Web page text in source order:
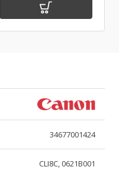
34677001424
CLI8C, 0621B001